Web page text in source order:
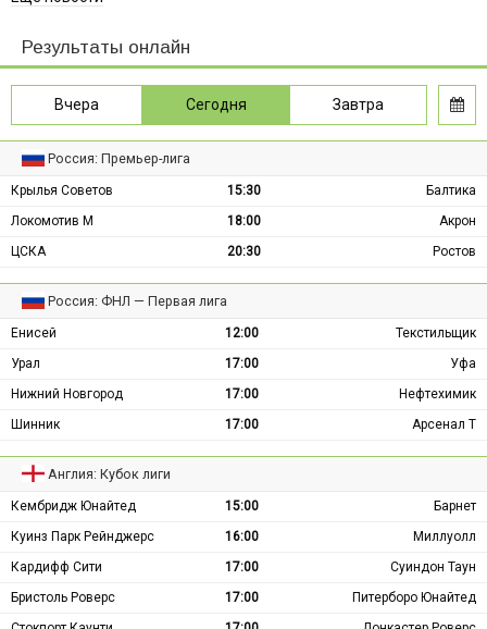
Результаты онлайн
Вчера Сегодня Завтра
Россия: Премьер-лига
Крылья Советов 15:30
Балтика
Локомотив М
18:00
Акрон
ЦСКА
20:30 Ростов
Россия: ФНЛ — Первая лига
Енисей 12:00
Текстильщик
Урал
17:00
Уфа
Нижний Новгород
17:00
Нефтехимик
Шинник
17:00 Арсенал Т
Англия: Кубок лиги
Кембридж Юнайтед 15:00
Барнет
Куинз Парк Рейнджерс
16:00
Миллуолл
Кардифф Сити
17:00
Суиндон Таун
Бристоль Роверс
17:00
Питерборо Юнайтед